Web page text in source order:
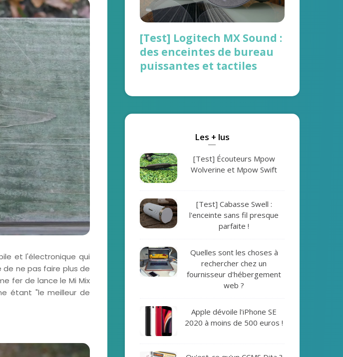
et l'électronique qui
ne pas faire plus de
fer de lance le Mi Mix
étant "le meilleur de
[Test] Logitech MX Sound :
des enceintes de bureau
puissantes et tactiles
Les + lus
[Test] Écouteurs Mpow
Wolverine et Mpow Swift
[Test] Cabasse Swell :
l'enceinte sans fil presque
parfaite !
Quelles sont les choses à
rechercher chez un
fournisseur d'hébergement
web ?
Apple dévoile l'iPhone SE
2020 à moins de 500 euros !